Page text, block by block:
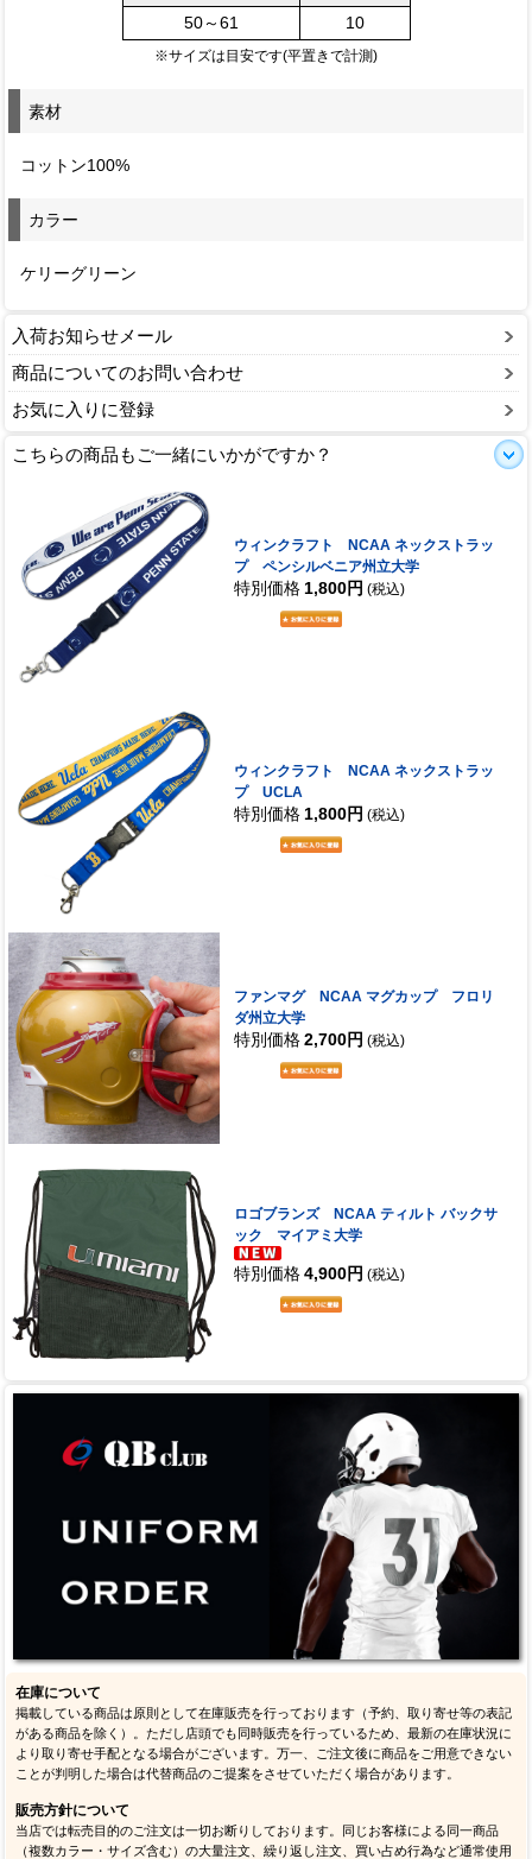
50～61
10
※サイズは目安です(平置きで計測)
素材
コットン100%
カラー
ケリーグリーン
入荷お知らせメール
商品についてのお問い合わせ
お気に入りに登録
こちらの商品もご一緒にいかがですか？
ウィンクラフト NCAA ネックストラッ
プ ペンシルベニア州立大学
特別価格 1,800円 (税込)
ウィンクラフト NCAA ネックストラッ
プ UCLA
特別価格 1,800円 (税込)
ファンマグ NCAA マグカップ フロリ
ダ州立大学
特別価格 2,700円 (税込)
ロゴブランズ NCAA ティルト バックサ
ック マイアミ大学
特別価格 4,900円 (税込)
在庫について
掲載している商品は原則として在庫販売を行っております（予約、取り寄せ等の表記
がある商品を除く）。ただし店頭でも同時販売を行っているため、最新の在庫状況に
より取り寄せ手配となる場合がございます。万一、ご注文後に商品をご用意できない
ことが判明した場合は代替商品のご提案をさせていただく場合があります。
販売方針について
当店では転売目的のご注文は一切お断りしております。同じお客様による同一商品
（複数カラー・サイズ含む）の大量注文、繰り返し注文、買い占め行為など通常使用